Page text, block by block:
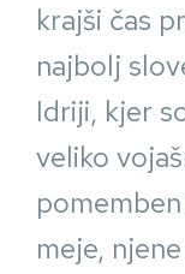
krajši čas
najbolj
Idriji, kjer
veliko
meje,